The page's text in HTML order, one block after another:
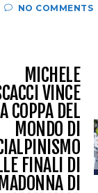
NO COMMENTS
MICHELE
VINCE
COPPA DEL
MONDO DI
FINALI DI
MADONNA DI